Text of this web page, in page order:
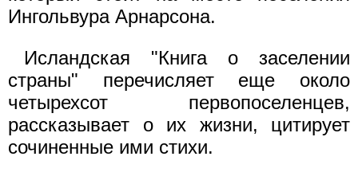
Ингольвура Арнарсона.
Исландская "Книга о заселении
страны" перечисляет еще около
четырехсот первопоселенцев,
рассказывает о их жизни, цитирует
сочиненные ими стихи.